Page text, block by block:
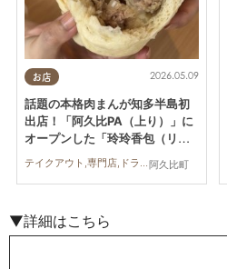
お店
阿久比町
2026.05.09
話題の本格肉まんが知多半島初
出店！「阿久比PA（上り）」に
オープンした「玲玲香包（リン
リンシャンバオ）」に行ってみ
テイクアウト,専門店,ドライブ,行ってみたレポ,家族,カップル,おひとりさま,友人
▼詳細はこちら